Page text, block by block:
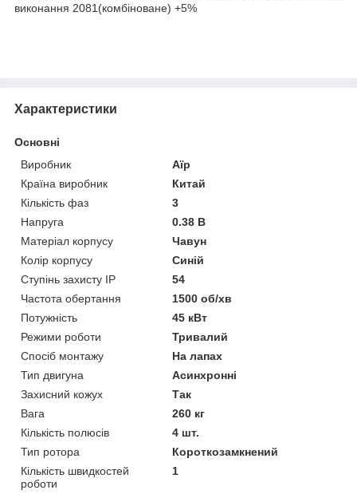
виконання 2081(комбіноване) +5%
Характеристики
Основні
Виробник
Аїр
Країна виробник
Китай
Кількість фаз
3
Напруга
0.38 В
Матеріал корпусу
Чавун
Колір корпусу
Синій
Ступінь захисту IP
54
Частота обертання
1500 об/хв
Потужність
45 кВт
Режими роботи
Тривалий
Спосіб монтажу
На лапах
Тип двигуна
Асинхронні
Захисний кожух
Так
Вага
260 кг
Кількість полюсів
4 шт.
Тип ротора
Короткозамкнений
Кількість швидкостей
роботи
1